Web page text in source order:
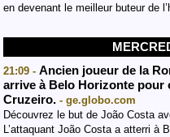
en devenant le meilleur buteur de
21:09 - Ancien joueur de la
arrive à Belo Horizonte
Cruzeiro. - ge.globo.com
Découvrez le but de João Costa
L’attaquant João Costa a atterri à